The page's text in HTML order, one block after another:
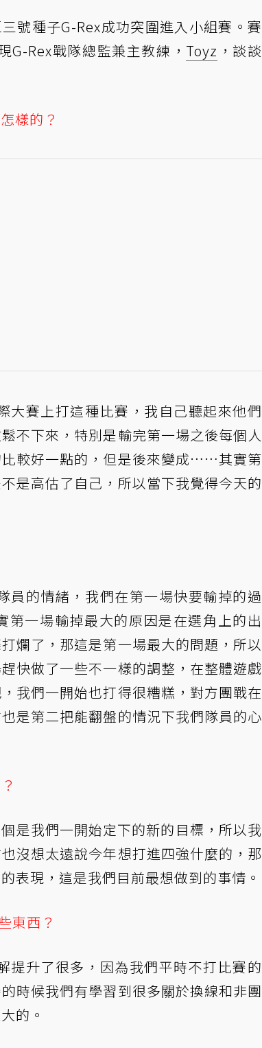
號種子G-Rex成功突圍進入小組賽。賽
Rex戰隊總監兼主教練， Toyz ，談談
樣的？
大賽上打這種比賽，我自己聽起來他們
不下來，特別是輸完第一場之後每個人
較好一點的，但是後來變成……其實第
是高估了自己，所以當下我覺得今天的
員的情緒，我們在第一場快要輸掉的過
一場輸掉最大的原因是在選角上的出
爛了，那這是第一場最大的問題，所以
快做了一些不一樣的調整，在整體遊戲
我們一開始也打得很糟糕，對方團戰在
是第二把能翻盤的情況下我們隊員的心
是我們一開始定下的新的目標，所以我
沒想太遠說今年想打進四強什麼的，那
表現，這是我們目前最想做到的事情。
東西？
提升了很多，因為我們平時不打比賽的
時候我們有學習到很多關於換線和非團
的。